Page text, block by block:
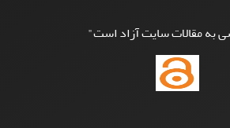
به مقالات سایت آزاد است"